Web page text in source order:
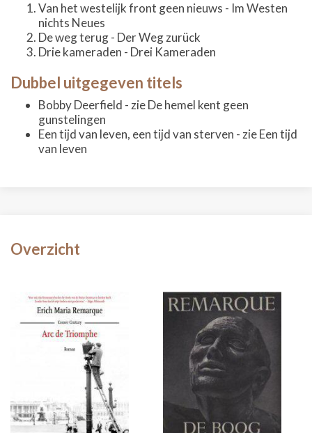
Van het westelijk front geen nieuws - Im Westen
nichts Neues
De weg terug - Der Weg zurück
Drie kameraden - Drei Kameraden
Dubbel uitgegeven titels
Bobby Deerfield - zie De hemel kent geen
gunstelingen
Een tijd van leven, een tijd van sterven - zie Een tijd
van leven
Overzicht